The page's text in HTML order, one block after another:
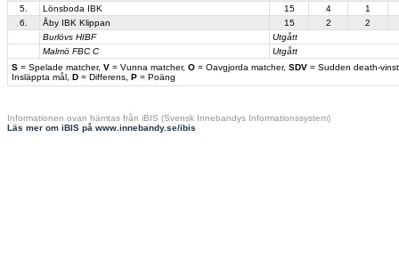
S = Spelade matcher, V = Vunna matcher, O = Oavgjorda matcher, SDV = Sudden death-
Insläppta mål, D = Differens, P = Poäng
5.
Lönsboda IBK 15 4
1
6.
Åby IBK Klippan 15 2
2
Burlövs HIBF
Utgått
Malmö FBC C
Utgått
Informationen ovan hämtas från iBIS (Svensk Innebandys Informationssystem)
Läs mer om iBIS på www.innebandy.se/ibis